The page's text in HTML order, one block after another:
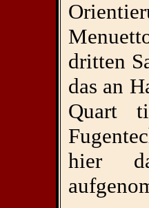
dritten
das an
Quart
hier